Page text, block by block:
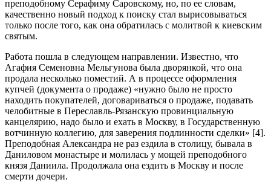
преподобному Серафиму Саровскому, но, по ее словам,
качественно новый подход к поиску стал вырисовываться
только после того, как она обратилась с молитвой к киевским
святым.
Работа пошла в следующем направлении. Известно, что
Агафия Семеновна Мельгунова была дворянкой, что она
продала несколько поместий. А в процессе оформления
купчей (документа о продаже) «нужно было не просто
находить покупателей, договариваться о продаже, подавать
челобитные в Переславль-Рязанскую провинциальную
канцелярию, надо было и ехать в Москву, в Государственную
вотчинную коллегию, для заверения подлинности сделки» [4].
Преподобная Александра не раз ездила в столицу, бывала в
Даниловом монастыре и молилась у мощей преподобного
князя Даниила. Продолжала она ездить в Москву и после
смерти дочери.